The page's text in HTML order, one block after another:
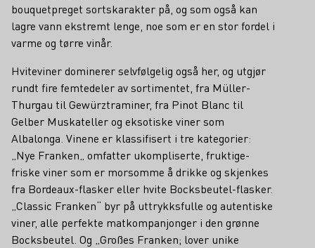
bouquetpreget sortskarakter på, og som også kan
lagre vann ekstremt lenge, noe som er en stor fordel i
varme og tørre vinår.
Hviteviner dominerer selvfølgelig også her, og utgjør
rundt fire femtedeler av sortimentet, fra Müller-
Thurgau til Gewürztraminer, fra Pinot Blanc til
Gelber Muskateller og eksotiske viner som
Albalonga. Vinene er klassifisert i tre kategorier:
„Nye Franken„ omfatter ukompliserte, fruktige-
friske viner som er morsomme å drikke og skjenkes
fra Bordeaux-flasker eller hvite Bocksbeutel-flasker.
„Classic Franken“ byr på uttrykksfulle og autentiske
viner, alle perfekte matkompanjonger i den grønne
Bocksbeutel. Og „Großes Franken; lover unike